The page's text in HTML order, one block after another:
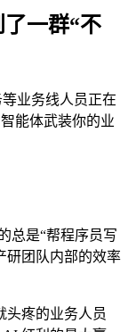
一群“不
业务线人员正在
能体武装你的业
总是“帮程序员写
研团队内部的效率
疼的业务人员